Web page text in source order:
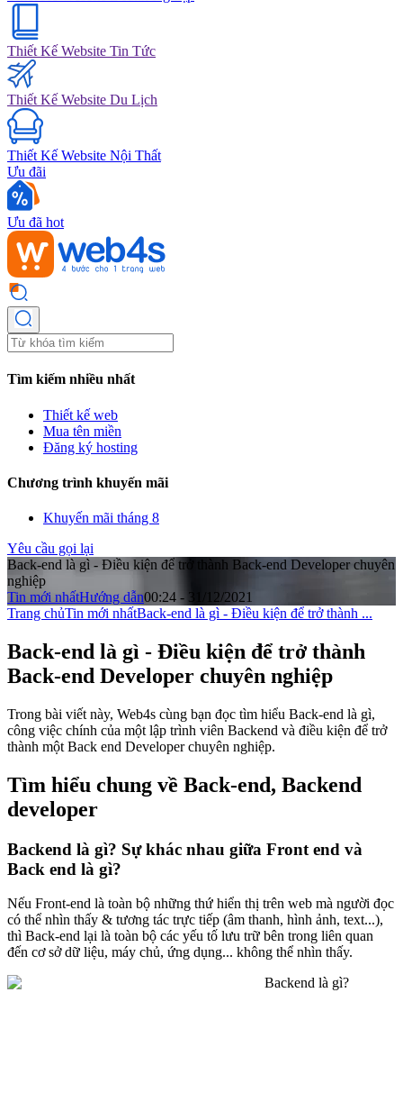
Thiết Kế Website Tin Tức
Thiết Kế Website Du Lịch
Thiết Kế Website Nội Thất
Ưu đãi
Ưu đã hot
Tìm kiếm nhiều nhất
Thiết kế web
Mua tên miền
Đăng ký hosting
Chương trình khuyến mãi
Khuyến mãi tháng 8
Yêu cầu gọi lại
Back-end là gì - Điều kiện để trở thành Back-end Developer chuyên
nghiệp
Tin mới nhấtHướng dẫn00:24 - 31/12/2021
Trang chủTin mới nhấtBack-end là gì - Điều kiện để trở thành ...
Back-end là gì - Điều kiện để trở thành
Back-end Developer chuyên nghiệp
Trong bài viết này, Web4s cùng bạn đọc tìm hiểu Back-end là gì,
công việc chính của một lập trình viên Backend và điều kiện để trở
thành một Back end Developer chuyên nghiệp.
Tìm hiểu chung về Back-end, Backend
developer
Backend là gì? Sự khác nhau giữa Front end và
Back end là gì?
Nếu Front-end là toàn bộ những thứ hiển thị trên web mà người đọc
có thể nhìn thấy & tương tác trực tiếp (âm thanh, hình ảnh, text...),
thì Back-end lại là toàn bộ các yếu tố lưu trữ bên trong liên quan
đến cơ sở dữ liệu, máy chủ, ứng dụng... không thể nhìn thấy.